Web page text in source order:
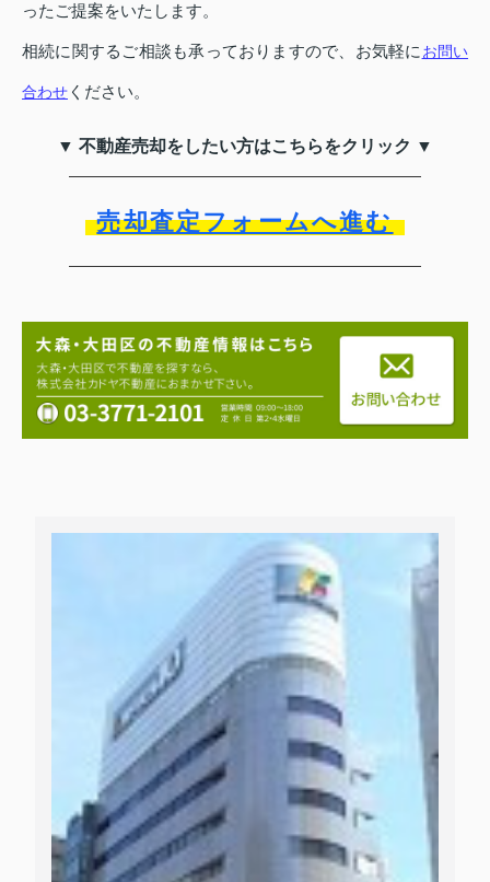
ったご提案をいたします。
相続に関するご相談も承っておりますので、お気軽に お問い
合わせ ください。
▼ 不動産売却をしたい方はこちらをクリック ▼
売却査定フォームへ進む